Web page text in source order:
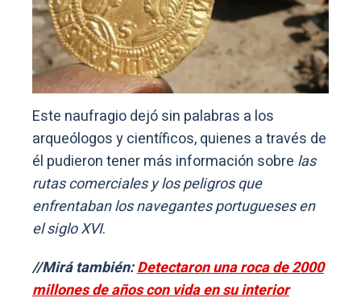
Este naufragio dejó sin palabras a los
arqueólogos y científicos, quienes a través de
él pudieron tener más información sobre las
rutas comerciales y los peligros que
enfrentaban los navegantes portugueses en
el siglo XVI.
//Mirá también:Detectaron una roca de 2000
millones de años con vida en su interior